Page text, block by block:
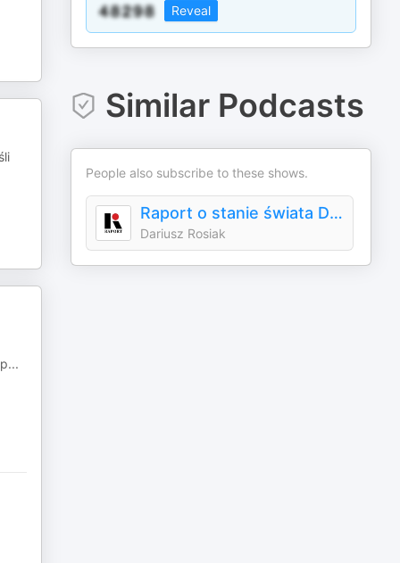
...
Reveal
Similar Podcasts
People also subscribe to these shows.
Raport o stanie świata Dariusza Rosiaka
Dariusz Rosiak